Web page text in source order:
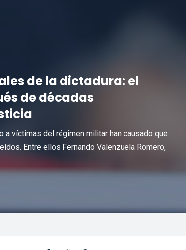
de la dictadura: el
de décadas
víctimas del régimen militar han causado que
Entre ellos Fernando Valenzuela Romero,